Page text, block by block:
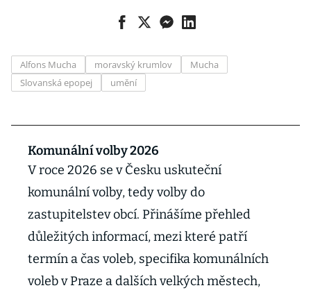
Alfons Mucha moravský krumlov
Mucha
Slovanská epopej
umění
Komunální volby 2026
V roce 2026 se v Česku uskuteční
komunální volby, tedy volby do
zastupitelstev obcí. Přinášíme přehled
důležitých informací, mezi které patří
termín a čas voleb, specifika komunálních
voleb v Praze a dalších velkých městech,